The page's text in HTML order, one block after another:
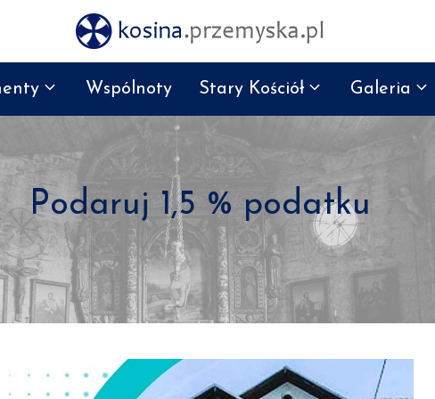
Wspólnoty Stary Kościół Galeria
Podaruj 1,5 % podatku